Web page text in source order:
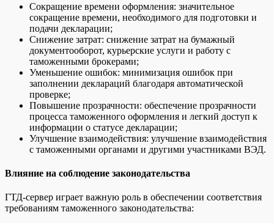
Сокращение времени оформления: значительное
сокращение времени, необходимого для подготовки и
подачи декларации;
Снижение затрат: снижение затрат на бумажный
документооборот, курьерские услуги и работу с
таможенными брокерами;
Уменьшение ошибок: минимизация ошибок при
заполнении деклараций благодаря автоматической
проверке;
Повышение прозрачности: обеспечение прозрачности
процесса таможенного оформления и легкий доступ к
информации о статусе декларации;
Улучшение взаимодействия: улучшение взаимодействия
с таможенными органами и другими участниками ВЭД.
Влияние на соблюдение законодательства
ГТД-сервер играет важную роль в обеспечении соответствия
требованиям таможенного законодательства: